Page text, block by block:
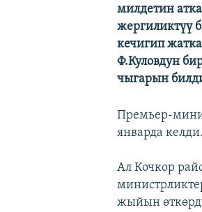
милдетин
жергиликтүү
кечигип
Ф.Куловдун
чыгарын
Премьер-
январда келди.
Ал Кочкор
жыйын